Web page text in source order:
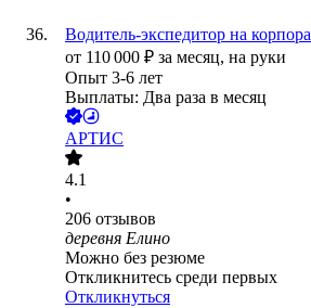
Водитель-экспедитор на
от 110 000 ₽ за месяц, на руки
Опыт 3-6 лет
Выплаты: Два раза в месяц
АРТИС
4.1
•
206 отзывов
деревня Елино
Можно без резюме
Откликнитесь среди первых
Откликнуться